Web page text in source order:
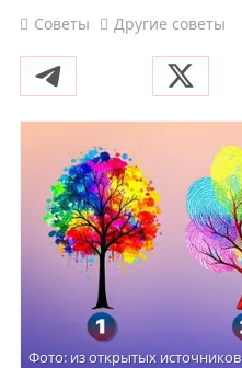
Советы Другие советы
Фото: из открытых источников